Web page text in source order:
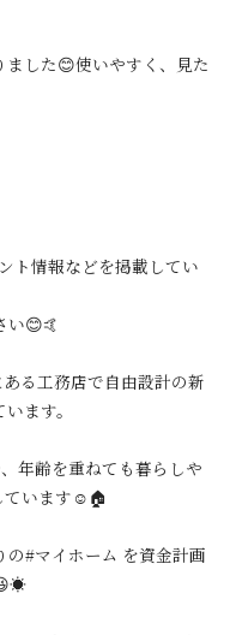
した😊使いやすく、見た
ト情報などを掲載してい
い😊🤙
る工務店で自由設計の新
ます。
年齢を重ねても暮らしや
ています☺️🏠
#マイホーム を資金計画